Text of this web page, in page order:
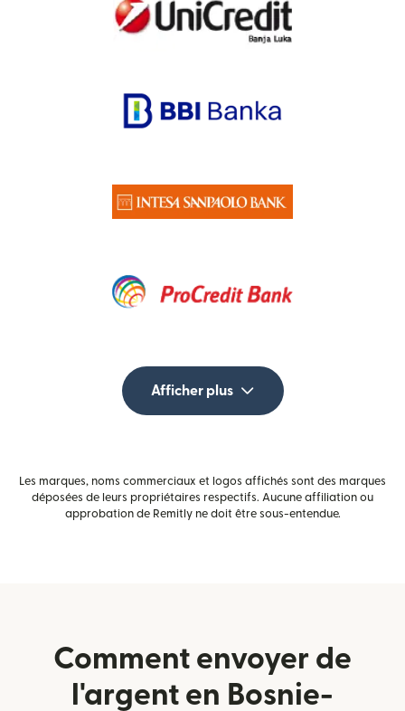
Afficher plus
Les marques, noms commerciaux et logos affichés sont des marques
déposées de leurs propriétaires respectifs. Aucune affiliation ou
approbation de Remitly ne doit être sous-entendue.
Comment envoyer de
l'argent en Bosnie-